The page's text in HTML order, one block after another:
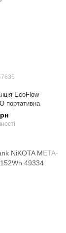
EcoFlow
портативна